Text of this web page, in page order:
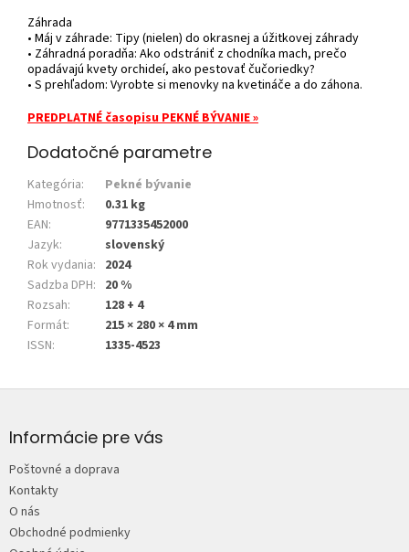
Záhrada
• Máj v záhrade: Tipy (nielen) do okrasnej a úžitkovej záhrady
• Záhradná poradňa: Ako odstrániť z chodníka mach, prečo
opadávajú kvety orchideí, ako pestovať čučoriedky?
• S prehľadom: Vyrobte si menovky na kvetináče a do záhona.
PREDPLATNÉ časopisu PEKNÉ BÝVANIE »
Dodatočné parametre
Kategória:
Pekné bývanie
Hmotnosť:
0.31 kg
EAN:
9771335452000
Jazyk:
slovenský
Rok vydania: 2024
Sadzba DPH: 20 %
Rozsah:
128 + 4
Formát:
215 × 280 × 4 mm
ISSN: 1335-4523
p
e
Informácie pre vás
Poštovné a doprava
Kontakty
O nás
Obchodné podmienky